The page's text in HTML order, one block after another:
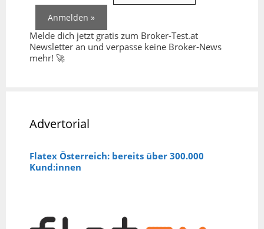
Melde dich jetzt gratis zum Broker-Test.at
Newsletter an und verpasse keine Broker-News
mehr! 🚀
Advertorial
Flatex Österreich: bereits über 300.000
Kund:innen